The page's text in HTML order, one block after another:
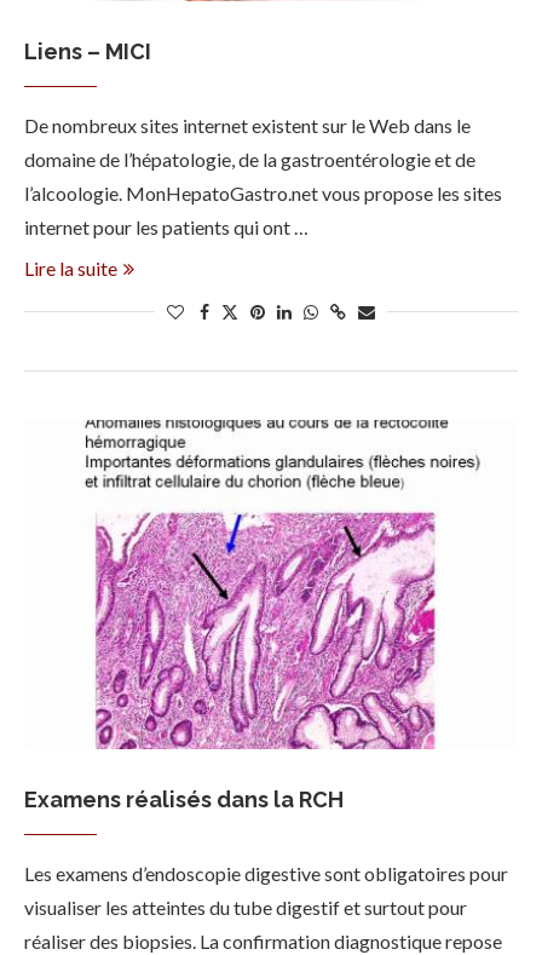
Liens – MICI
De nombreux sites internet existent sur le Web dans le
domaine de l’hépatologie, de la gastroentérologie et de
l’alcoologie. MonHepatoGastro.net vous propose les sites
internet pour les patients qui ont …
Lire la suite
Examens réalisés dans la RCH
Les examens d’endoscopie digestive sont obligatoires pour
visualiser les atteintes du tube digestif et surtout pour
réaliser des biopsies. La confirmation diagnostique repose